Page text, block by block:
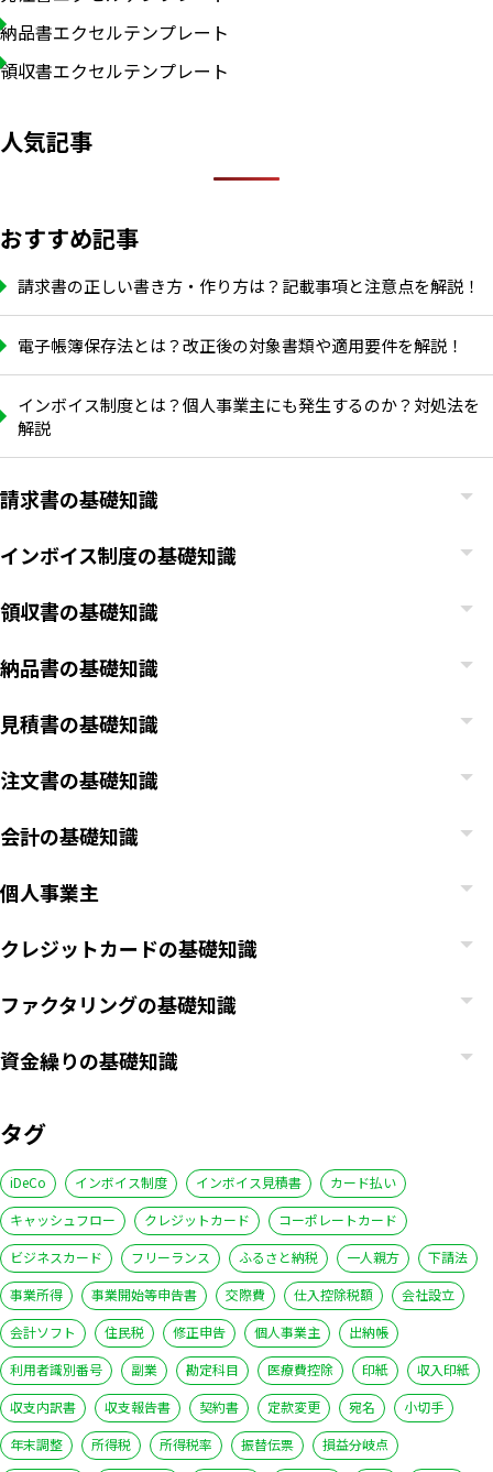
納品書エクセルテンプレート
領収書エクセルテンプレート
人気記事
おすすめ記事
請求書の正しい書き方・作り方は？記載事項と注意点を解説！
電子帳簿保存法とは？改正後の対象書類や適用要件を解説！
インボイス制度とは？個人事業主にも発生するのか？対処法を
解説
請求書の基礎知識
インボイス制度の基礎知識
領収書の基礎知識
納品書の基礎知識
見積書の基礎知識
注文書の基礎知識
会計の基礎知識
個人事業主
クレジットカードの基礎知識
ファクタリングの基礎知識
資金繰りの基礎知識
タグ
iDeCo インボイス制度 インボイス見積書
カード払い
キャッシュフロー
クレジットカード
コーポレートカード
ビジネスカード
フリーランス ふるさと納税 一人親方
下請法
事業所得
事業開始等申告書 交際費 仕入控除税額
会社設立
会計ソフト
住民税 修正申告 個人事業主
出納帳
利用者識別番号
副業 勘定科目 医療費控除 印紙
収入印紙
収支内訳書
収支報告書 契約書 定款変更 宛名
小切手
年末調整
所得税 所得税率 振替伝票
損益分岐点